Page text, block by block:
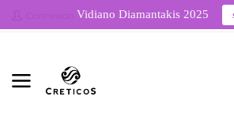
Vidiano Diamantakis 2025